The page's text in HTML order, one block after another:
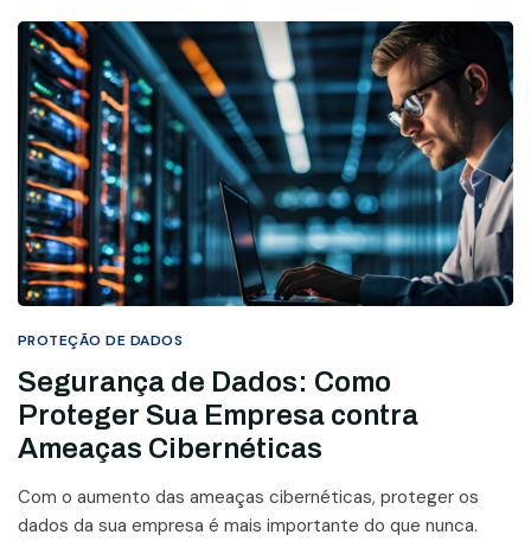
PROTEÇÃO DE DADOS
Segurança de Dados: Como
Proteger Sua Empresa contra
Ameaças Cibernéticas
Com o aumento das ameaças cibernéticas, proteger os
dados da sua empresa é mais importante do que nunca.